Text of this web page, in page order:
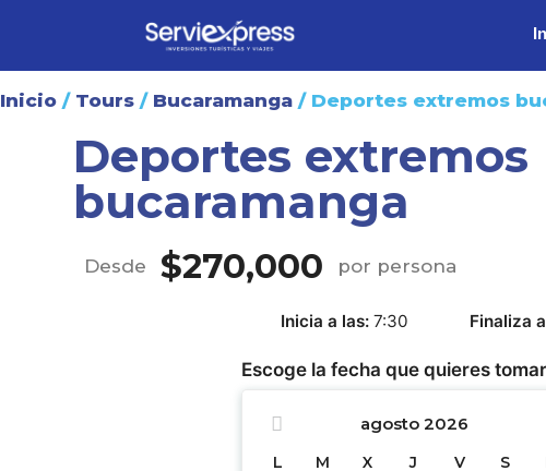
Inicio / Tours / Bucaramanga / Deportes extremos
Deportes extremos
bucaramanga
Desde $270,000 por persona
Inicia a las 7:30 Finaliza
Escoge la fecha que quieres
agosto 2026
L M X J V S